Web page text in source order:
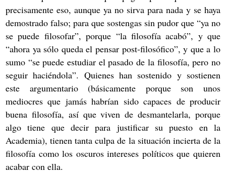
precisamente eso, aunque ya no sirva para nada y se haya
demostrado falso; para que sostengas sin pudor que “ya no
se puede filosofar”, porque “la filosofía acabó”, y que
“ahora ya sólo queda el pensar post-filosófico”, y que a lo
sumo “se puede estudiar el pasado de la filosofía, pero no
seguir haciéndola”. Quienes han sostenido y sostienen
este argumentario (básicamente porque son unos
mediocres que jamás habrían sido capaces de producir
buena filosofía, así que viven de desmantelarla, porque
algo tiene que decir para justificar su puesto en la
Academia), tienen tanta culpa de la situación incierta de la
filosofía como los oscuros intereses políticos que quieren
acabar con ella.